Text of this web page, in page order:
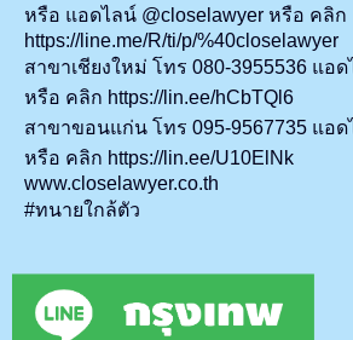
หรือ แอดไลน์ @closelawyer หรือ คลิก
https://line.me/R/ti/p/%40closelawyer
สาขาเชียงใหม่ โทร 080-3955536 แอด
หรือ คลิก https://lin.ee/hCbTQl6
สาขาขอนแก่น โทร 095-9567735 แอด
หรือ คลิก https://lin.ee/U10ElNk
www.closelawyer.co.th
#ทนายใกล้ตัว